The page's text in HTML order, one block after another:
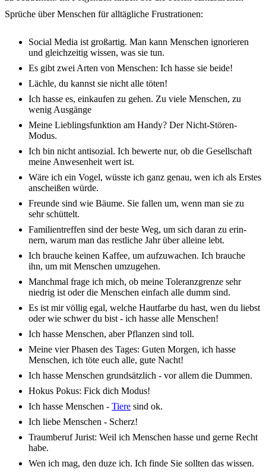
Sprü­che über Menschen für alltäg­li­che Frus­tra­tio­nen:
Social Media ist groß­ar­tig. Man kann Menschen igno­rie­ren
und gleich­zei­tig wissen, was sie tun.
Es gibt zwei Arten von Menschen: Ich hasse sie beide!
Läch­le, du kannst sie nicht alle töten!
Ich hasse es, einkau­fen zu gehen. Zu viele Menschen, zu
wenig Ausgän­ge
Meine Lieb­lings­funk­ti­on am Handy? Der Nicht-Stören-
Modus.
Ich bin nicht anti­so­zi­al. Ich bewer­te nur, ob die Gesell­schaft
meine Anwe­sen­heit wert ist.
Wäre ich ein Vogel, wüss­te ich ganz genau, wen ich als Erstes
anschei­ßen würde.
Freun­de sind wie Bäume. Sie fallen um, wenn man sie zu
sehr schüt­telt.
Fami­li­en­tref­fen sind der beste Weg, um sich daran zu erin­
nern, warum man das rest­li­che Jahr über allei­ne lebt.
Ich brau­che keinen Kaffee, um aufzu­wa­chen. Ich brau­che
ihn, um mit Menschen umzu­ge­hen.
Manch­mal frage ich mich, ob meine Tole­ranz­gren­ze sehr
nied­rig ist oder die Menschen einfach alle dumm sind.
Es ist mir völlig egal, welche Haut­far­be du hast, wen du liebst
oder wie schwer du bist - ich hasse alle Menschen!
Ich hasse Menschen, aber Pflan­zen sind toll.
Meine vier Phasen des Tages: Guten Morgen, ich hasse
Menschen, ich töte euch alle, gute Nacht!
Ich hasse Menschen grund­sätz­lich - vor allem die Dummen.
Hokus Pokus: Fick dich Modus!
Ich hasse Menschen - Tiere sind ok.
Ich liebe Menschen - Scherz!
Traum­be­ruf Jurist: Weil ich Menschen hasse und gerne Recht
habe.
Wen ich mag, den duze ich. Ich finde Sie soll­ten das wissen.